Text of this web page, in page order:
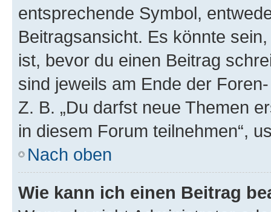
entsprechende Symbol,
Beitragsansicht. Es könnte
ist, bevor du einen Beitrag
sind jeweils am Ende der
Z. B. „Du darfst neue Themen
in diesem Forum teilnehmen“,
Nach oben
Wie kann ich einen Beitrag